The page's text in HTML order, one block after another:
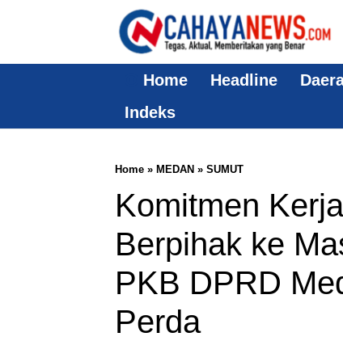
Home Headline
Indeks
Home » MEDAN » SUMUT
Komitmen
Berpihak ke
PKB DPRD
Perda